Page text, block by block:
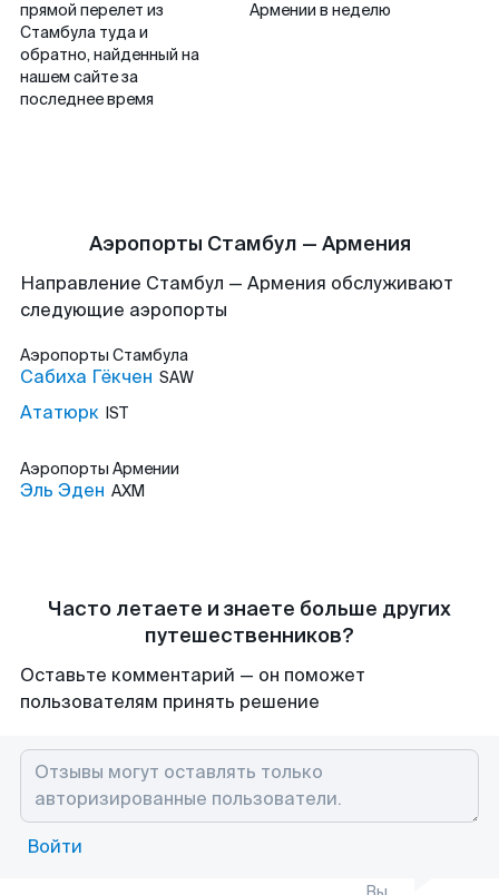
прямой перелет из
Стамбула туда и
обратно, найденный на
нашем сайте за
последнее время
Армении в неделю
Аэропорты Стамбул — Армения
Направление Стамбул — Армения обслуживают
следующие аэропорты
Аэропорты Стамбула
Сабиха Гёкчен SAW
Ататюрк IST
Аэропорты Армении
Эль Эден AXM
Часто летаете и знаете больше других
путешественников?
Оставьте комментарий — он поможет
пользователям принять решение
Войти